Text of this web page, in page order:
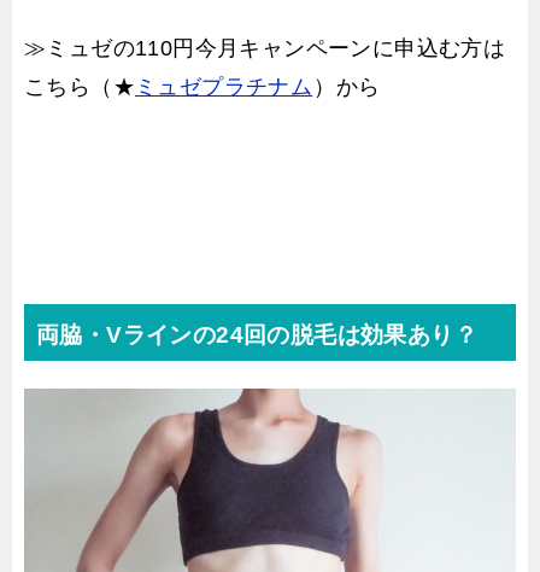
≫ミュゼの110円今月キャンペーンに申込む方は
こちら（★ ミュゼプラチナム ）から
両脇・Vラインの24回の脱毛は効果あり？